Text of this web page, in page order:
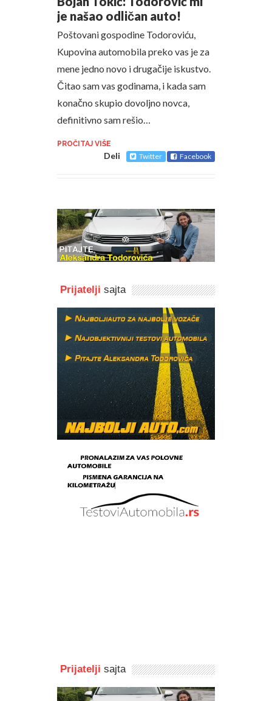
je našao odličan auto!
Poštovani gospodine Todoroviću,
Kupovina automobila preko vas je za
mene jedno novo i drugačije iskustvo.
Čitao sam vas godinama, i kada sam
konačno skupio dovoljno novca,
definitivno sam rešio…
PROČITAJ VIŠE
Deli Twitter Facebook
Prijatelji sajta
Prijatelji sajta